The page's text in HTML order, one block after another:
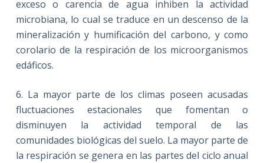
exceso o carencia de agua inhiben la actividad
microbiana, lo cual se traduce en un descenso de la
mineralización y humificación del carbono, y como
corolario de la respiración de los microorganismos
edáficos.
6. La mayor parte de los climas poseen acusadas
fluctuaciones estacionales que fomentan o
disminuyen la actividad temporal de las
comunidades biológicas del suelo. La mayor parte de
la respiración se genera en las partes del ciclo anual